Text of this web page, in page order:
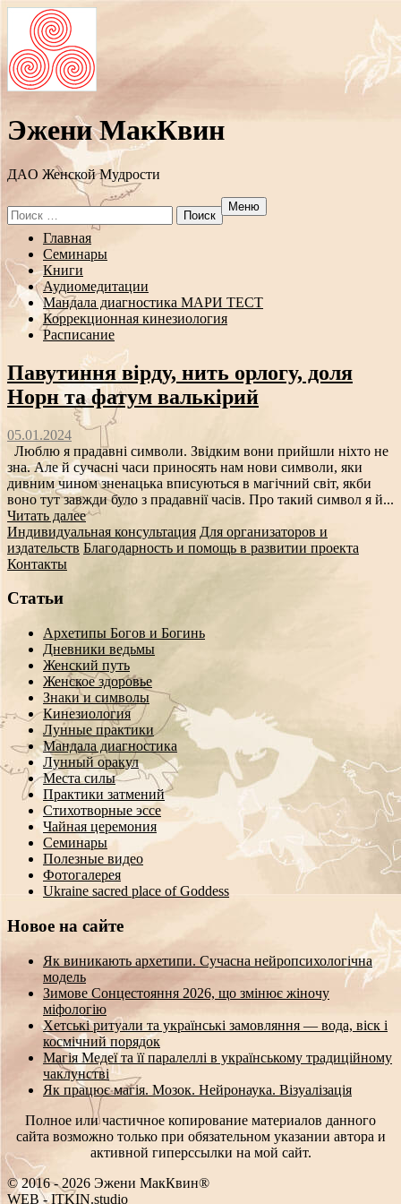
Эжени МакКвин
ДAO Женской Мудрости
Search
for:
Меню
Перейти
содержанию
Главная
Семинары
Книги
Аудиомедитации
Мандала диагностика МАРИ ТЕСТ
Коррекционная кинезиология
Расписание
Павутиння вірду, нить орлогу, доля
Норн та фатум валькірий
05.01.2024
Люблю я прадавні символи. Звідким вони прийшли ніхто не
зна. Але й сучасні часи приносять нам нови символи, яки
дивним чином зненацька вписуються в магічний світ, якби
воно тут завжди було з прадавнії часів. Про такий символ я й...
Читать далее
Индивидуальная консультация Для организаторов и
издательств Благодарность и помощь в развитии проекта
Контакты
Статьи
Архетипы Богов и Богинь
Дневники ведьмы
Женский путь
Женское здоровье
Знаки и символы
Кинезиология
Лунные практики
Мандала диагностика
Лунный оракул
Места силы
Практики затмений
Стихотворные эссе
Чайная церемония
Семинары
Полезные видео
Фотогалерея
Ukraine sacred place of Goddess
Новое на сайте
Як виникають архетипи. Сучасна нейропсихологічна
модель
Зимове Сонцестояння 2026, що змінює жіночу
міфологію
Хетські ритуали та українські замовляння — вода, віск і
космічний порядок
Магія Медеї та її паралеллі в українському традиційному
чаклунстві
Як працює магія. Мозок. Нейронаука. Візуалізація
Полное или частичное копирование материалов данного
сайта возможно только при обязательном указании автора и
активной гиперссылки на мой сайт.
© 2016 - 2026 Эжени МакКвин®
WEB-ITKIN.studio